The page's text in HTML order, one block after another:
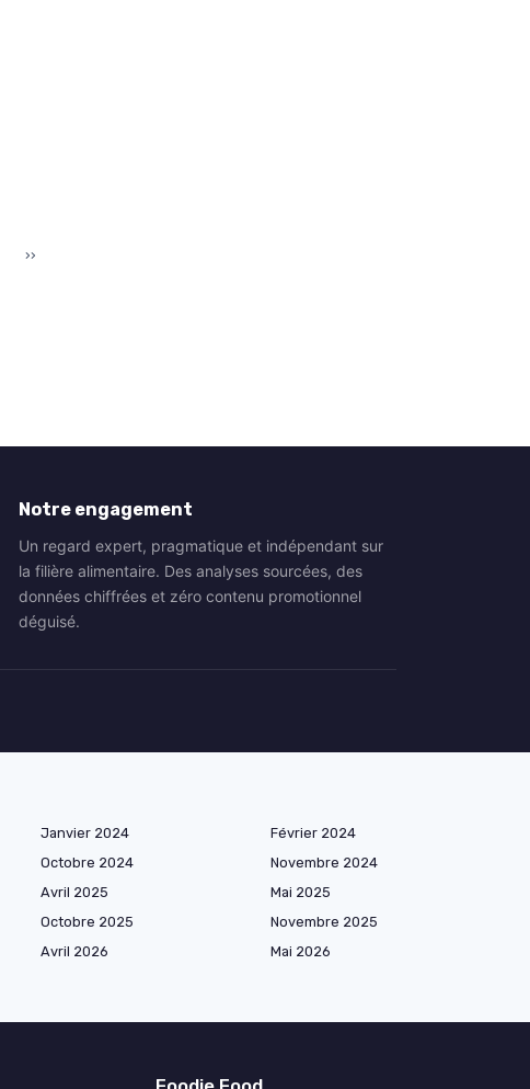
››
Notre engagement
Un regard expert, pragmatique et indépendant sur
la filière alimentaire. Des analyses sourcées, des
données chiffrées et zéro contenu promotionnel
déguisé.
Janvier 2024
Février 2024
Octobre 2024
Novembre 2024
Avril 2025
Mai 2025
Octobre 2025
Novembre 2025
Avril 2026
Mai 2026